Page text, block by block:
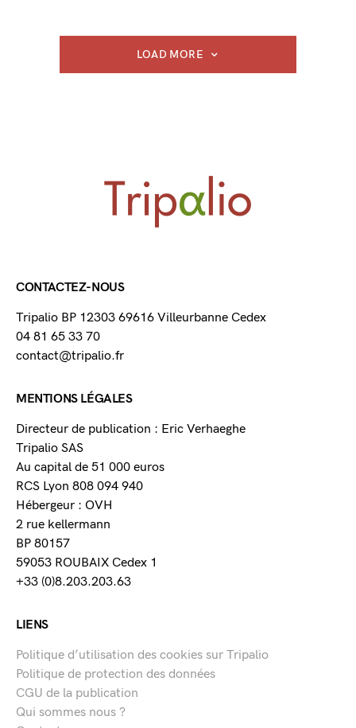
LOAD MORE
CONTACTEZ-NOUS
Tripalio BP 12303 69616 Villeurbanne Cedex
04 81 65 33 70
contact@tripalio.fr
MENTIONS LÉGALES
Directeur de publication : Eric Verhaeghe
Tripalio SAS
Au capital de 51 000 euros
RCS Lyon 808 094 940
Hébergeur : OVH
2 rue kellermann
BP 80157
59053 ROUBAIX Cedex 1
+33 (0)8.203.203.63
LIENS
Politique d’utilisation des cookies sur Tripalio
Politique de protection des données
CGU de la publication
Qui sommes nous ?